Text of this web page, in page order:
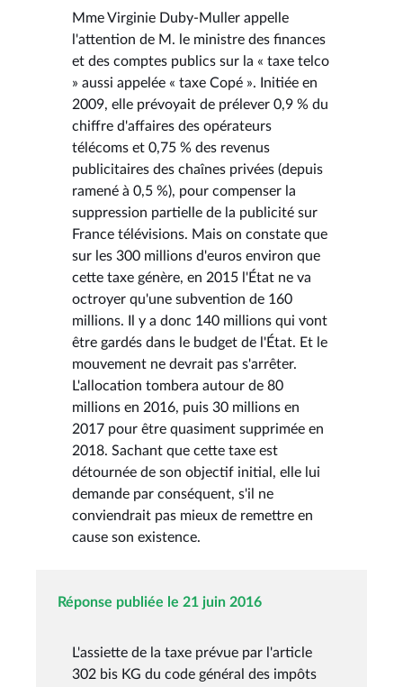
Mme Virginie Duby-Muller appelle
l'attention de M. le ministre des finances
et des comptes publics sur la « taxe telco
» aussi appelée « taxe Copé ». Initiée en
2009, elle prévoyait de prélever 0,9 % du
chiffre d'affaires des opérateurs
télécoms et 0,75 % des revenus
publicitaires des chaînes privées (depuis
ramené à 0,5 %), pour compenser la
suppression partielle de la publicité sur
France télévisions. Mais on constate que
sur les 300 millions d'euros environ que
cette taxe génère, en 2015 l'État ne va
octroyer qu'une subvention de 160
millions. Il y a donc 140 millions qui vont
être gardés dans le budget de l'État. Et le
mouvement ne devrait pas s'arrêter.
L'allocation tombera autour de 80
millions en 2016, puis 30 millions en
2017 pour être quasiment supprimée en
2018. Sachant que cette taxe est
détournée de son objectif initial, elle lui
demande par conséquent, s'il ne
conviendrait pas mieux de remettre en
cause son existence.
Réponse publiée le 21 juin 2016
L'assiette de la taxe prévue par l'article
302 bis KG du code général des impôts